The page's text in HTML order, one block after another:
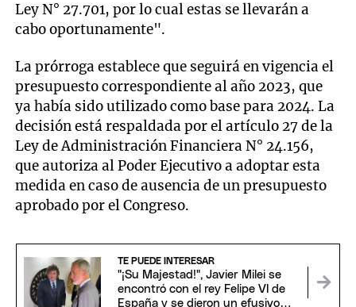
Ley N° 27.701, por lo cual estas se llevarán a
cabo oportunamente".
La prórroga establece que seguirá en vigencia el
presupuesto correspondiente al año 2023, que
ya había sido utilizado como base para 2024. La
decisión está respaldada por el artículo 27 de la
Ley de Administración Financiera N° 24.156,
que autoriza al Poder Ejecutivo a adoptar esta
medida en caso de ausencia de un presupuesto
aprobado por el Congreso.
TE PUEDE INTERESAR
"¡Su Majestad!", Javier Milei se
encontró con el rey Felipe VI de
España y se dieron un efusivo